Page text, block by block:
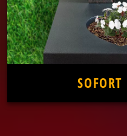
SOFORT